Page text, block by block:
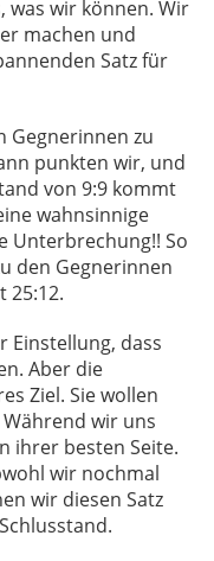
was wir können. Wir
machen und
Satz für
Gegnerinnen zu
punkten wir, und
von 9:9 kommt
wahnsinnige
Unterbrechung!! So
den Gegnerinnen
25:12.
Einstellung, dass
Aber die
Ziel. Sie wollen
wir uns
ihrer besten Seite.
wir nochmal
wir diesen Satz